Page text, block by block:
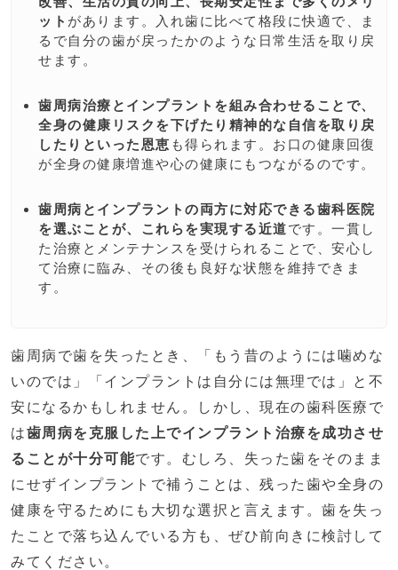
ット があります。入れ歯に比べて格段に快適で、ま
るで自分の歯が戻ったかのような日常生活を取り戻
せます​。
歯周病治療とインプラントを組み合わせることで、
全身の健康リスクを下げたり精神的な自信を取り戻
したりといった恩恵 も得られます。お口の健康回復
が全身の健康増進や心の健康にもつながるのです。
歯周病とインプラントの両方に対応できる歯科医院
を選ぶことが、これらを実現する近道です。一貫し
た治療とメンテナンスを受けられることで、安心し
て治療に臨み、その後も良好な状態を維持できま
す。
歯周病で歯を失ったとき、「もう昔のようには噛めな
いのでは」「インプラントは自分には無理では」と不
安になるかもしれません。しかし、現在の歯科医療で
は歯周病を克服した上でインプラント治療を成功させ
ることが十分可能です。むしろ、失った歯をそのまま
にせずインプラントで補うことは、残った歯や全身の
健康を守るためにも大切な選択と言えます。歯を失っ
たことで落ち込んでいる方も、ぜひ前向きに検討して
みてください。